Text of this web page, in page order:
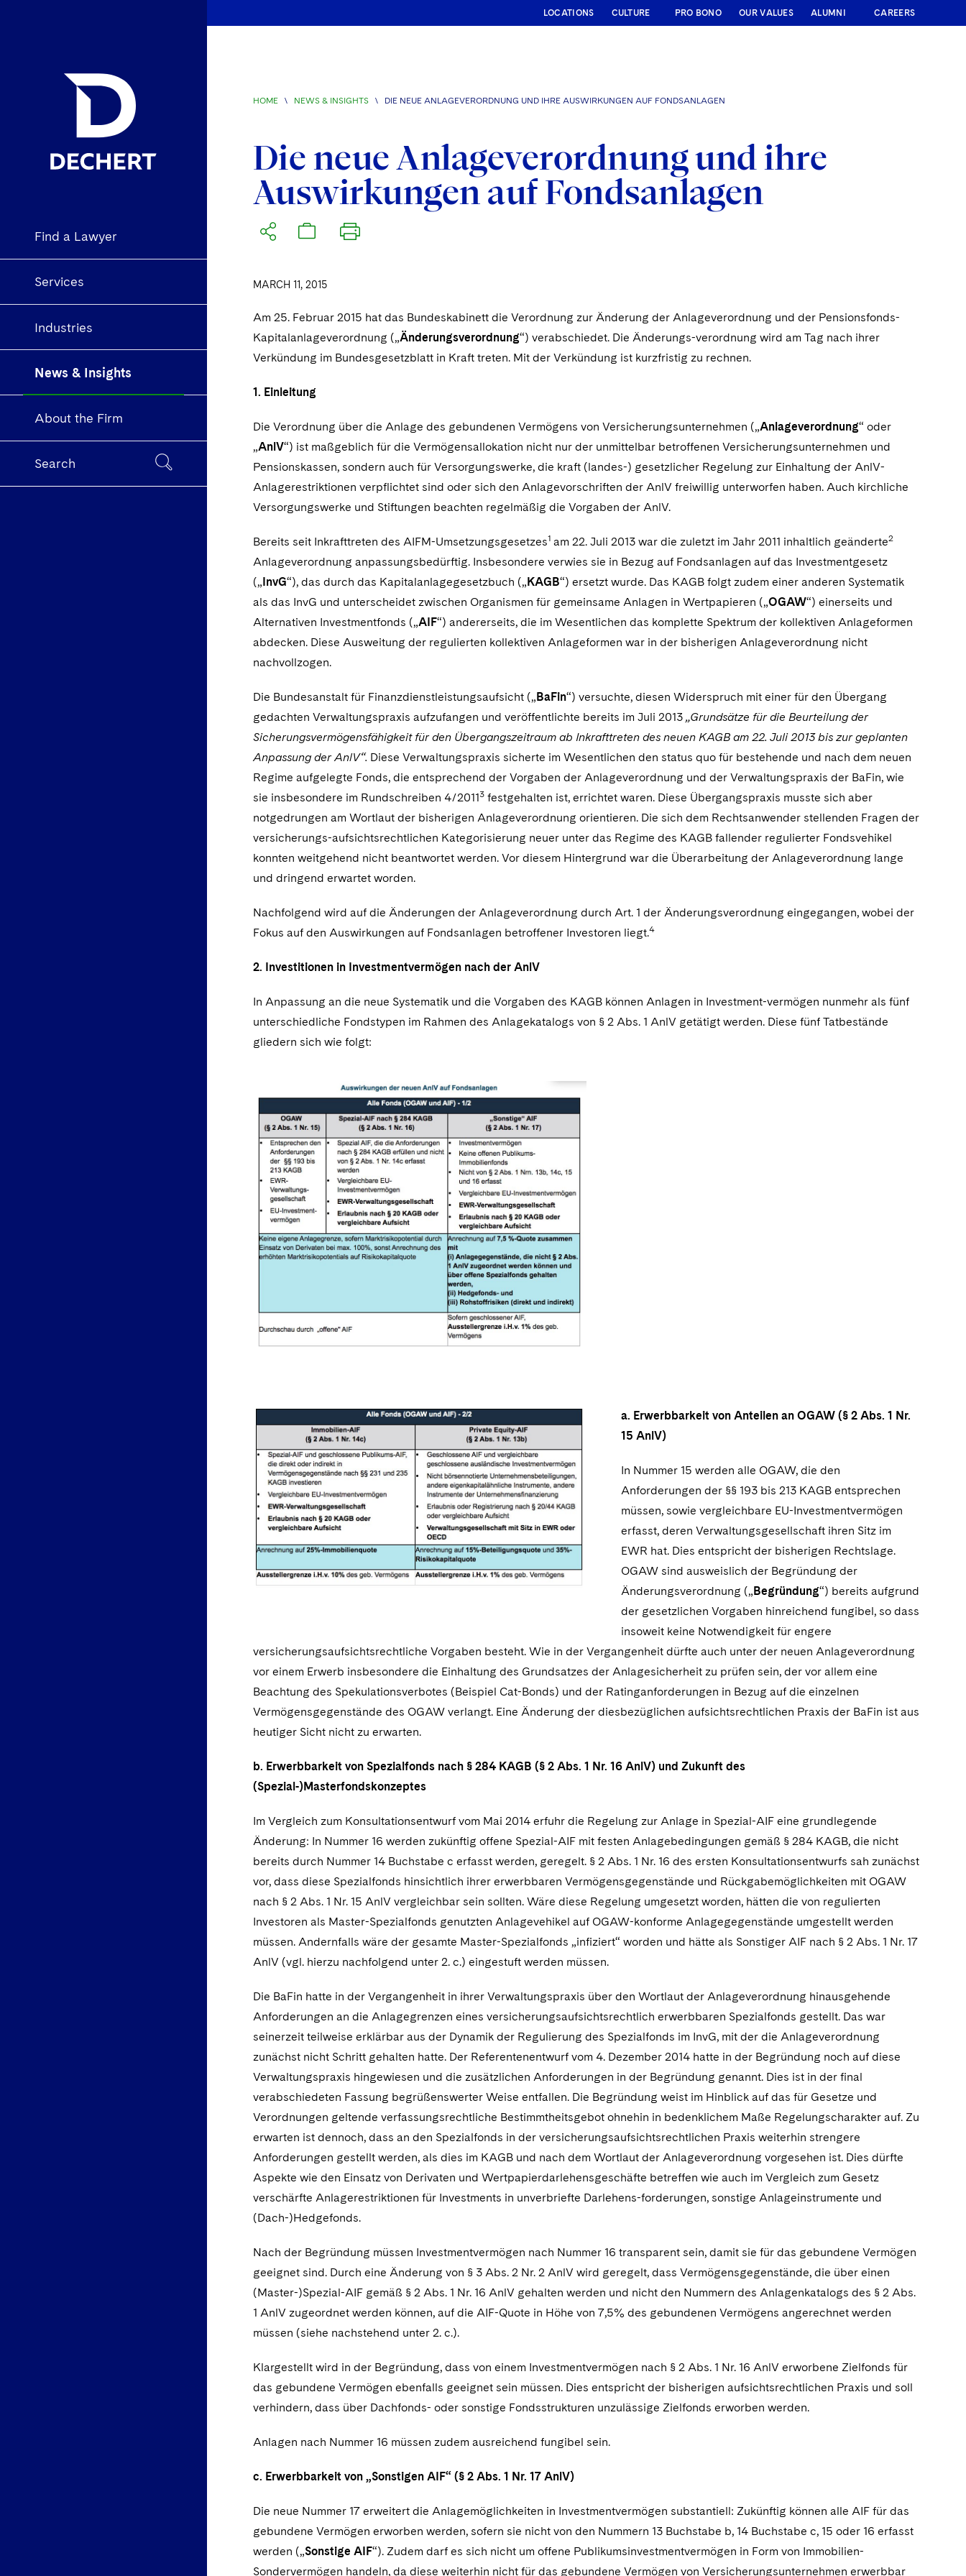
Find a Lawyer
Services
Industries
News & Insights
About the Firm
Search
LOCATIONS CULTURE PRO BONO OUR VALUES ALUMNI CAREERS
HOME \ NEWS & INSIGHTS \ DIE NEUE ANLAGEVERORDNUNG UND IHRE AUSWIRKUNGEN AUF FONDSANLAGEN
Die neue Anlageverordnung und ihre
Auswirkungen auf Fondsanlagen
MARCH 11, 2015
Am 25. Februar 2015 hat das Bundeskabinett die Verordnung zur Änderung der Anlageverordnung und der Pensionsfonds-
Kapitalanlageverordnung („Änderungsverordnung“) verabschiedet. Die Änderungs-verordnung wird am Tag nach ihrer
Verkündung im Bundesgesetzblatt in Kraft treten. Mit der Verkündung ist kurzfristig zu rechnen.
1. Einleitung
Die Verordnung über die Anlage des gebundenen Vermögens von Versicherungsunternehmen („Anlageverordnung“ oder
„AnlV“) ist maßgeblich für die Vermögensallokation nicht nur der unmittelbar betroffenen Versicherungsunternehmen und
Pensionskassen, sondern auch für Versorgungswerke, die kraft (landes-) gesetzlicher Regelung zur Einhaltung der AnlV-
Anlagerestriktionen verpflichtet sind oder sich den Anlagevorschriften der AnlV freiwillig unterworfen haben. Auch kirchliche
Versorgungswerke und Stiftungen beachten regelmäßig die Vorgaben der AnlV.
Bereits seit Inkrafttreten des AIFM-Umsetzungsgesetzes1 am 22. Juli 2013 war die zuletzt im Jahr 2011 inhaltlich geänderte2
Anlageverordnung anpassungsbedürftig. Insbesondere verwies sie in Bezug auf Fondsanlagen auf das Investmentgesetz
(„InvG“), das durch das Kapitalanlagegesetzbuch („KAGB“) ersetzt wurde. Das KAGB folgt zudem einer anderen Systematik
als das InvG und unterscheidet zwischen Organismen für gemeinsame Anlagen in Wertpapieren („OGAW“) einerseits und
Alternativen Investmentfonds („AIF“) andererseits, die im Wesentlichen das komplette Spektrum der kollektiven Anlageformen
abdecken. Diese Ausweitung der regulierten kollektiven Anlageformen war in der bisherigen Anlageverordnung nicht
nachvollzogen.
Die Bundesanstalt für Finanzdienstleistungsaufsicht („BaFin“) versuchte, diesen Widerspruch mit einer für den Übergang
gedachten Verwaltungspraxis aufzufangen und veröffentlichte bereits im Juli 2013 „Grundsätze für die Beurteilung der
Sicherungsvermögensfähigkeit für den Übergangszeitraum ab Inkrafttreten des neuen KAGB am 22. Juli 2013 bis zur geplanten
Anpassung der AnlV“. Diese Verwaltungspraxis sicherte im Wesentlichen den status quo für bestehende und nach dem neuen
Regime aufgelegte Fonds, die entsprechend der Vorgaben der Anlageverordnung und der Verwaltungspraxis der BaFin, wie
sie insbesondere im Rundschreiben 4/20113 festgehalten ist, errichtet waren. Diese Übergangspraxis musste sich aber
notgedrungen am Wortlaut der bisherigen Anlageverordnung orientieren. Die sich dem Rechtsanwender stellenden Fragen der
versicherungs-aufsichtsrechtlichen Kategorisierung neuer unter das Regime des KAGB fallender regulierter Fondsvehikel
konnten weitgehend nicht beantwortet werden. Vor diesem Hintergrund war die Überarbeitung der Anlageverordnung lange
und dringend erwartet worden.
Nachfolgend wird auf die Änderungen der Anlageverordnung durch Art. 1 der Änderungsverordnung eingegangen, wobei der
Fokus auf den Auswirkungen auf Fondsanlagen betroffener Investoren liegt.4
2. Investitionen in Investmentvermögen nach der AnlV
In Anpassung an die neue Systematik und die Vorgaben des KAGB können Anlagen in Investment-vermögen nunmehr als fünf
unterschiedliche Fondstypen im Rahmen des Anlagekatalogs von § 2 Abs. 1 AnlV getätigt werden. Diese fünf Tatbestände
gliedern sich wie folgt:
a. Erwerbbarkeit von Anteilen an OGAW (§ 2 Abs. 1 Nr.
15 AnlV)
In Nummer 15 werden alle OGAW, die den
Anforderungen der §§ 193 bis 213 KAGB entsprechen
müssen, sowie vergleichbare EU-Investmentvermögen
erfasst, deren Verwaltungsgesellschaft ihren Sitz im
EWR hat. Dies entspricht der bisherigen Rechtslage.
OGAW sind ausweislich der Begründung der
Änderungsverordnung („ Begründung“) bereits aufgrund
der gesetzlichen Vorgaben hinreichend fungibel, so dass
insoweit keine Notwendigkeit für engere
versicherungsaufsichtsrechtliche Vorgaben besteht. Wie in der Vergangenheit dürfte auch unter der neuen Anlageverordnung
vor einem Erwerb insbesondere die Einhaltung des Grundsatzes der Anlagesicherheit zu prüfen sein, der vor allem eine
Beachtung des Spekulationsverbotes (Beispiel Cat-Bonds) und der Ratinganforderungen in Bezug auf die einzelnen
Vermögensgegenstände des OGAW verlangt. Eine Änderung der diesbezüglichen aufsichtsrechtlichen Praxis der BaFin ist aus
heutiger Sicht nicht zu erwarten.
b. Erwerbbarkeit von Spezialfonds nach § 284 KAGB (§ 2 Abs. 1 Nr. 16 AnlV) und Zukunft des
(Spezial-)Masterfondskonzeptes
Im Vergleich zum Konsultationsentwurf vom Mai 2014 erfuhr die Regelung zur Anlage in Spezial-AIF eine grundlegende
Änderung: In Nummer 16 werden zukünftig offene Spezial-AIF mit festen Anlagebedingungen gemäß § 284 KAGB, die nicht
bereits durch Nummer 14 Buchstabe c erfasst werden, geregelt. § 2 Abs. 1 Nr. 16 des ersten Konsultationsentwurfs sah zunächst
vor, dass diese Spezialfonds hinsichtlich ihrer erwerbbaren Vermögensgegenstände und Rückgabemöglichkeiten mit OGAW
nach § 2 Abs. 1 Nr. 15 AnlV vergleichbar sein sollten. Wäre diese Regelung umgesetzt worden, hätten die von regulierten
Investoren als Master-Spezialfonds genutzten Anlagevehikel auf OGAW-konforme Anlagegegenstände umgestellt werden
müssen. Andernfalls wäre der gesamte Master-Spezialfonds „infiziert“ worden und hätte als Sonstiger AIF nach § 2 Abs. 1 Nr. 17
AnlV (vgl. hierzu nachfolgend unter 2. c.) eingestuft werden müssen.
Die BaFin hatte in der Vergangenheit in ihrer Verwaltungspraxis über den Wortlaut der Anlageverordnung hinausgehende
Anforderungen an die Anlagegrenzen eines versicherungsaufsichtsrechtlich erwerbbaren Spezialfonds gestellt. Das war
seinerzeit teilweise erklärbar aus der Dynamik der Regulierung des Spezialfonds im InvG, mit der die Anlageverordnung
zunächst nicht Schritt gehalten hatte. Der Referentenentwurf vom 4. Dezember 2014 hatte in der Begründung noch auf diese
Verwaltungspraxis hingewiesen und die zusätzlichen Anforderungen in der Begründung genannt. Dies ist in der final
verabschiedeten Fassung begrüßenswerter Weise entfallen. Die Begründung weist im Hinblick auf das für Gesetze und
Verordnungen geltende verfassungsrechtliche Bestimmtheitsgebot ohnehin in bedenklichem Maße Regelungscharakter auf. Zu
erwarten ist dennoch, dass an den Spezialfonds in der versicherungsaufsichtsrechtlichen Praxis weiterhin strengere
Anforderungen gestellt werden, als dies im KAGB und nach dem Wortlaut der Anlageverordnung vorgesehen ist. Dies dürfte
Aspekte wie den Einsatz von Derivaten und Wertpapierdarlehensgeschäfte betreffen wie auch im Vergleich zum Gesetz
verschärfte Anlagerestriktionen für Investments in unverbriefte Darlehens-forderungen, sonstige Anlageinstrumente und
(Dach-)Hedgefonds.
Nach der Begründung müssen Investmentvermögen nach Nummer 16 transparent sein, damit sie für das gebundene Vermögen
geeignet sind. Durch eine Änderung von § 3 Abs. 2 Nr. 2 AnlV wird geregelt, dass Vermögensgegenstände, die über einen
(Master-)Spezial-AIF gemäß § 2 Abs. 1 Nr. 16 AnlV gehalten werden und nicht den Nummern des Anlagenkatalogs des § 2 Abs.
1 AnlV zugeordnet werden können, auf die AIF-Quote in Höhe von 7,5% des gebundenen Vermögens angerechnet werden
müssen (siehe nachstehend unter 2. c.).
Klargestellt wird in der Begründung, dass von einem Investmentvermögen nach § 2 Abs. 1 Nr. 16 AnlV erworbene Zielfonds für
das gebundene Vermögen ebenfalls geeignet sein müssen. Dies entspricht der bisherigen aufsichtsrechtlichen Praxis und soll
verhindern, dass über Dachfonds- oder sonstige Fondsstrukturen unzulässige Zielfonds erworben werden.
Anlagen nach Nummer 16 müssen zudem ausreichend fungibel sein.
c. Erwerbbarkeit von „Sonstigen AIF“ (§ 2 Abs. 1 Nr. 17 AnlV)
Die neue Nummer 17 erweitert die Anlagemöglichkeiten in Investmentvermögen substantiell: Zukünftig können alle AIF für das
gebundene Vermögen erworben werden, sofern sie nicht von den Nummern 13 Buchstabe b, 14 Buchstabe c, 15 oder 16 erfasst
werden („Sonstige AIF“). Zudem darf es sich nicht um offene Publikumsinvestmentvermögen in Form von Immobilien-
Sondervermögen handeln, da diese weiterhin nicht für das gebundene Vermögen von Versicherungsunternehmen erwerbbar